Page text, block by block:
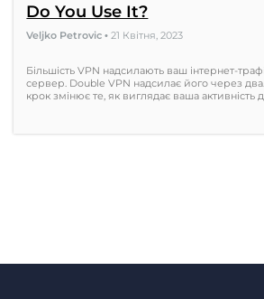
Do You Use It?
Veljko Petrovic•21 Квітня, 2023
Більшість VPN надсилають ваш інтернет-
сервер. Double VPN надсилає його через
крок змінює те, як виглядає ваша активність